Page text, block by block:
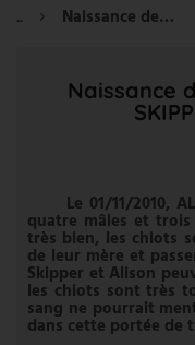
... Naissance des chiots d'ALISON et SKIPPER le 01-11-2010
Naissance
Le 01/11/2010,
quatre mâles et
très bien, les chiots
de leur mère et
Skipper et Alison
les chiots sont très
sang ne pourrait
dans cette portée de